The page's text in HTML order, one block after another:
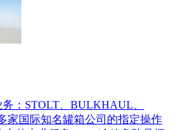
：STOLT、BULKHAUL、
家国际知名罐箱公司的指定操作